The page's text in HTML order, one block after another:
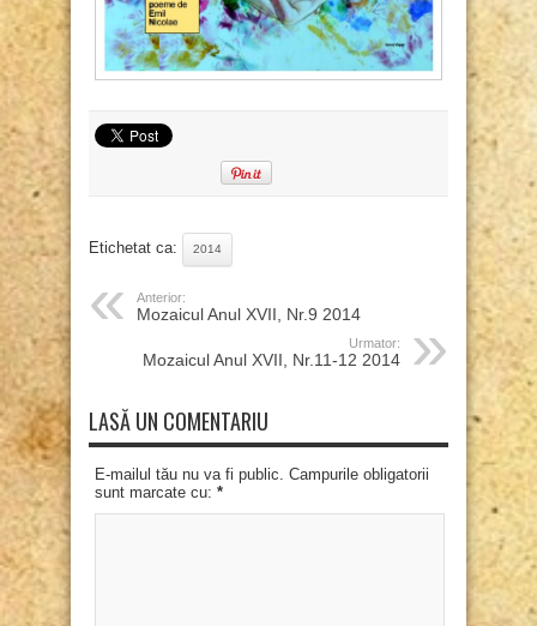
Etichetat ca: 2014
Anterior:
Mozaicul Anul XVII, Nr.9 2014
Urmator:
Mozaicul Anul XVII, Nr.11-12 2014
LASĂ UN COMENTARIU
E-mailul tău nu va fi public. Campurile obligatorii
sunt marcate cu: *